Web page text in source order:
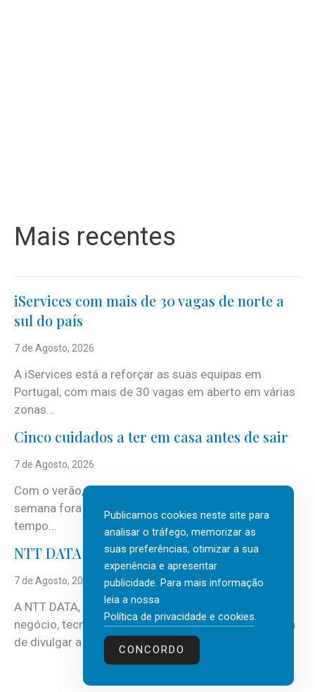
Mais recentes
iServices com mais de 30 vagas de norte a
sul do país
7 de Agosto, 2026
A iServices está a reforçar as suas equipas em
Portugal, com mais de 30 vagas em aberto em várias
zonas...
Cinco cuidados a ter em casa antes de sair
7 de Agosto, 2026
Com o verão, chegam também as férias, os fins-de-
semana fora e os dias em que a casa fica mais
tempo...
NTT DATA Insurtech Global Outlook 2026
7 de Agosto, 2026
A NTT DATA, consultora global em serviços de
negócio, tecnologia e inteligência artificial (IA), acaba
de divulgar a mais recente...
Publicamos cookies neste site para
analisar o tráfego, memorizar as
suas preferências, otimizar a sua
experiência e apresentar
publicidade. Para mais informação
leia a nossa
Política de privacidade e cookies.
CONCORDO